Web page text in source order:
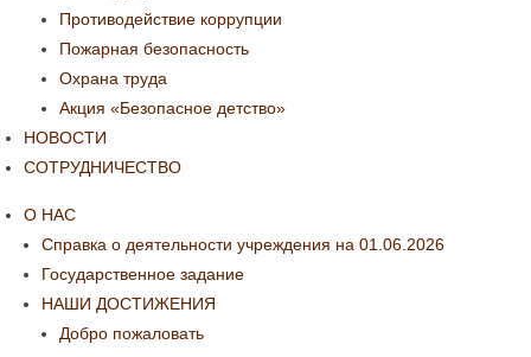
Противодействие коррупции
Пожарная безопасность
Охрана труда
Акция «Безопасное детство»
НОВОСТИ
СОТРУДНИЧЕСТВО
О НАС
Справка о деятельности учреждения на 01.06.2026
Государственное задание
НАШИ ДОСТИЖЕНИЯ
Добро пожаловать